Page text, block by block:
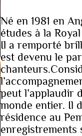
Né en 1981 en
études à la
Il a remporté
est devenu le
peut l’applaudir
monde entier. Il
résidence au
enregistrements